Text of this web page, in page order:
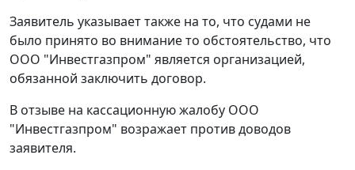
Заявитель указывает также на то, что судами не
было принято во внимание то обстоятельство, что
ООО "Инвестгазпром" является организацией,
обязанной заключить договор.
В отзыве на кассационную жалобу ООО
"Инвестгазпром" возражает против доводов
заявителя.